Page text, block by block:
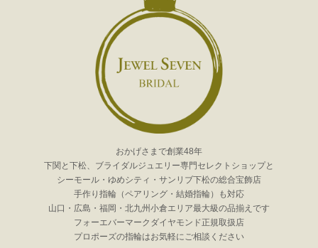
おかげさまで創業48年
下関と下松、ブライダルジュエリー専門セレクトショップと
シーモール・ゆめシティ・サンリブ下松の総合宝飾店
手作り指輪（ペアリング・結婚指輪）も対応
山口・広島・福岡・北九州小倉エリア最大級の品揃えです
フォーエバーマークダイヤモンド正規取扱店
プロポーズの指輪はお気軽にご相談ください